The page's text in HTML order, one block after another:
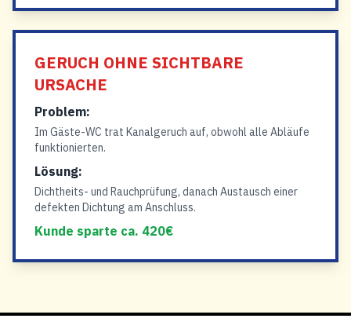
GERUCH OHNE SICHTBARE
URSACHE
Problem:
Im Gäste-WC trat Kanalgeruch auf, obwohl alle Abläufe
funktionierten.
Lösung:
Dichtheits- und Rauchprüfung, danach Austausch einer
defekten Dichtung am Anschluss.
Kunde sparte ca. 420€